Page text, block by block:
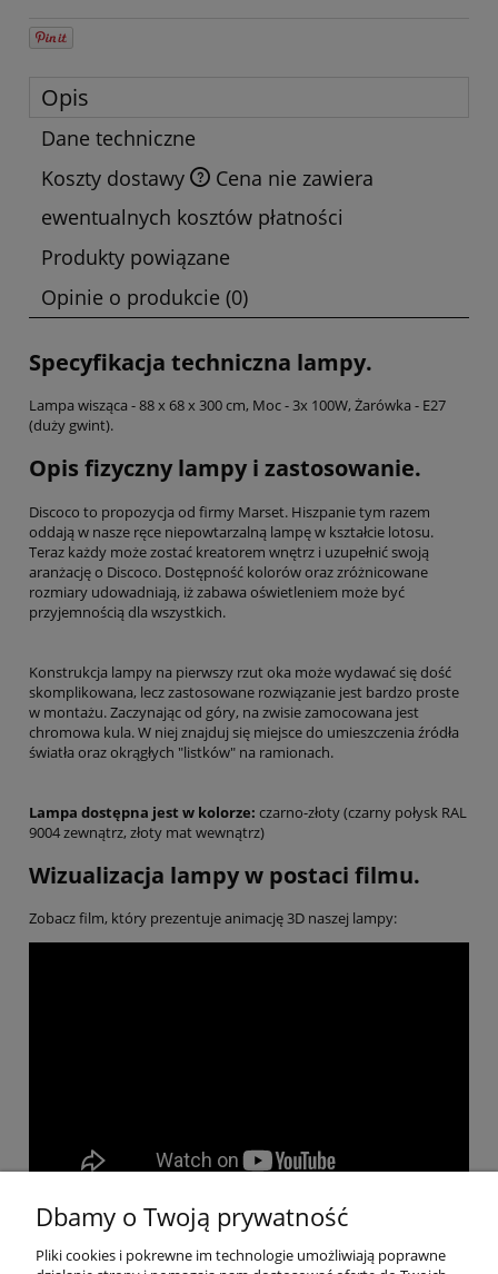
Opis
Dane techniczne
Koszty dostawy
Cena nie zawiera
ewentualnych kosztów płatności
Produkty powiązane
Opinie o produkcie (0)
Specyfikacja techniczna lampy.
Lampa wisząca - 88 x 68 x 300 cm, Moc - 3x 100W, Żarówka - E27
(duży gwint).
Opis fizyczny lampy i zastosowanie.
Discoco to propozycja od firmy Marset. Hiszpanie tym razem
oddają w nasze ręce niepowtarzalną lampę w kształcie lotosu.
Teraz każdy może zostać kreatorem wnętrz i uzupełnić swoją
aranżację o Discoco. Dostępność kolorów oraz zróżnicowane
rozmiary udowadniają, iż zabawa oświetleniem może być
przyjemnością dla wszystkich.
Konstrukcja lampy na pierwszy rzut oka może wydawać się dość
skomplikowana, lecz zastosowane rozwiązanie jest bardzo proste
w montażu. Zaczynając od góry, na zwisie zamocowana jest
chromowa kula. W niej znajduj się miejsce do umieszczenia źródła
światła oraz okrągłych "listków" na ramionach.
Lampa dostępna jest w kolorze: czarno-złoty (czarny połysk RAL
9004 zewnątrz, złoty mat wewnątrz)
Wizualizacja lampy w postaci filmu.
Zobacz film, który prezentuje animację 3D naszej lampy:
Pomoc
Dbamy o Twoją prywatność
Pliki cookies i pokrewne im technologie umożliwiają poprawne